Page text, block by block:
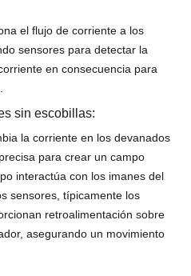
el flujo de corriente a los
sensores para detectar la
en consecuencia para
sin escobillas:
la corriente en los devanados
para crear un campo
interactúa con los imanes del
sensores, típicamente los
retroalimentación sobre
asegurando un movimiento